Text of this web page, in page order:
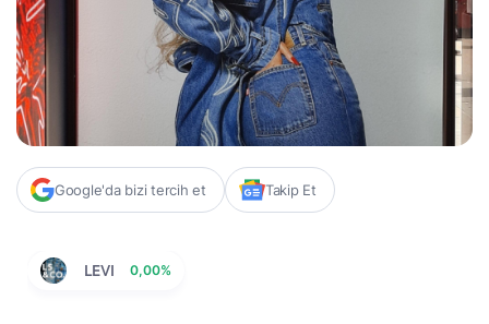
Google'da bizi tercih et Takip Et
LEVI 0,00%